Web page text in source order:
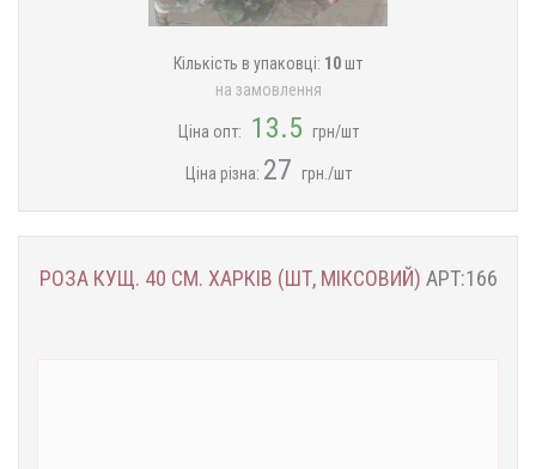
Кількість в упаковці: 10 шт
на замовлення
Ціна опт: 13.5 грн/шт
Ціна різна: 27 грн./шт
РОЗА КУЩ. 40 СМ. ХАРКІВ (ШТ, МІКСОВИЙ) АРТ:166